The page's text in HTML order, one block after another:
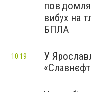
вибух на
БПЛА
У
10:19